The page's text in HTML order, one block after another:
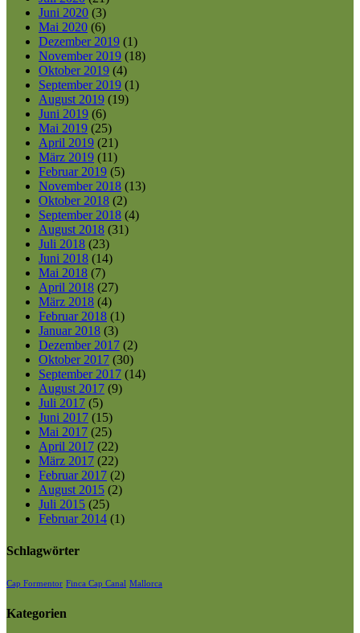
Juni 2020 (3)
Mai 2020 (6)
Dezember 2019 (1)
November 2019 (18)
Oktober 2019 (4)
September 2019 (1)
August 2019 (19)
Juni 2019 (6)
Mai 2019 (25)
April 2019 (21)
März 2019 (11)
Februar 2019 (5)
November 2018 (13)
Oktober 2018 (2)
September 2018 (4)
August 2018 (31)
Juli 2018 (23)
Juni 2018 (14)
Mai 2018 (7)
April 2018 (27)
März 2018 (4)
Februar 2018 (1)
Januar 2018 (3)
Dezember 2017 (2)
Oktober 2017 (30)
September 2017 (14)
August 2017 (9)
Juli 2017 (5)
Juni 2017 (15)
Mai 2017 (25)
April 2017 (22)
März 2017 (22)
Februar 2017 (2)
August 2015 (2)
Juli 2015 (25)
Februar 2014 (1)
Schlagwörter
Cap Formentor Finca Cap Canal Mallorca
Kategorien